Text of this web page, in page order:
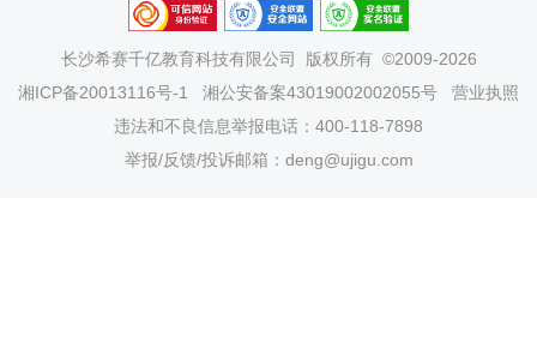
长沙希赛千亿教育科技有限公司
版权所有 ©2009-2026
湘ICP备20013116号-1
湘公安备案43019002002055号
营业执照
违法和不良信息举报电话：400-118-7898
举报/反馈/投诉邮箱：deng@ujigu.com